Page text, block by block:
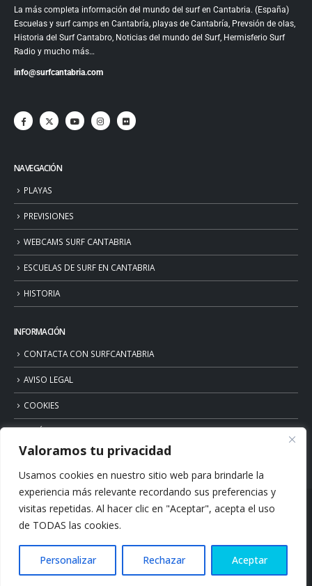
Valoramos tu privacidad
Usamos cookies en nuestro sitio web para brindarle la
experiencia más relevante recordando sus preferencias y
visitas repetidas. Al hacer clic en "Aceptar", acepta el uso
de TODAS las cookies.
Personalizar Rechazar Aceptar
La más completa información del mundo del surf en Cantabria. (España)
Escuelas y surf camps en Cantabría, playas de Cantabría, Prevsión de olas,
Historia del Surf Cantabro, Noticias del mundo del Surf, Hermisferio Surf
Radio y mucho más…
info@surfcantabria.com
NAVEGACIÓN
PLAYAS
PREVISIONES
WEBCAMS SURF CANTABRIA
ESCUELAS DE SURF EN CANTABRIA
HISTORIA
INFORMACIÓN
CONTACTA CON SURFCANTABRIA
AVISO LEGAL
COOKIES
POLÍTICA DE PRIVACIDAD
© Copyright 2026. Surfcantabria.com. All Rights Reserved.